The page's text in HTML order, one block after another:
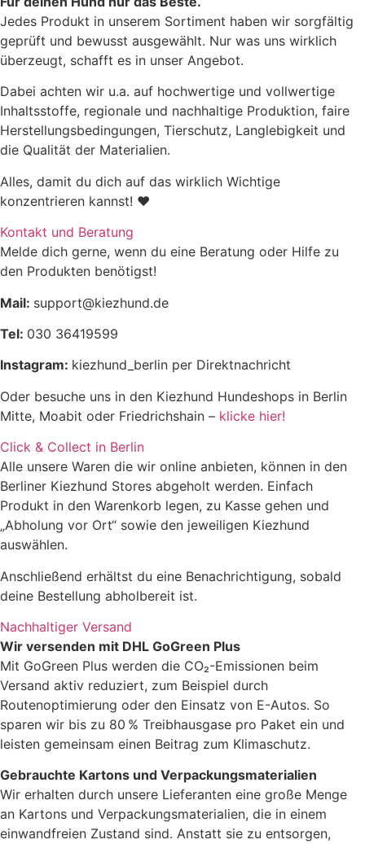
10 – 25kg 1TL
25 – 45kg 2TL
Jedes Produkt in unserem Sortiment haben wir sorgfältig
geprüft und bewusst ausgewählt. Nur was uns wirklich
überzeugt, schafft es in unser Angebot.
Dabei achten wir u.a. auf hochwertige und vollwertige
Inhaltsstoffe, regionale und nachhaltige Produktion, faire
Herstellungsbedingungen, Tierschutz, Langlebigkeit und
die Qualität der Materialien.
Alles, damit du dich auf das wirklich Wichtige
konzentrieren kannst! ♥
Kontakt und Beratung
Melde dich gerne, wenn du eine Beratung oder Hilfe zu
den Produkten benötigst!
Mail: support@kiezhund.de
Tel: 030 36419599
Instagram: kiezhund_berlin per Direktnachricht
Oder besuche uns in den Kiezhund Hundeshops in Berlin
Mitte, Moabit oder Friedrichshain – klicke hier!
Click & Collect in Berlin
Alle unsere Waren die wir online anbieten, können in den
Berliner Kiezhund Stores abgeholt werden. Einfach
Produkt in den Warenkorb legen, zu Kasse gehen und
„Abholung vor Ort“ sowie den jeweiligen Kiezhund
auswählen.
Anschließend erhältst du eine Benachrichtigung, sobald
deine Bestellung abholbereit ist.
Nachhaltiger Versand
Wir versenden mit DHL GoGreen Plus
Mit GoGreen Plus werden die CO₂-Emissionen beim
Versand aktiv reduziert, zum Beispiel durch
Routenoptimierung oder den Einsatz von E-Autos. So
sparen wir bis zu 80 % Treibhausgase pro Paket ein und
leisten gemeinsam einen Beitrag zum Klimaschutz.
Gebrauchte Kartons und Verpackungsmaterialien
Wir erhalten durch unsere Lieferanten eine große Menge
an Kartons und Verpackungsmaterialien, die in einem
einwandfreien Zustand sind. Anstatt sie zu entsorgen,